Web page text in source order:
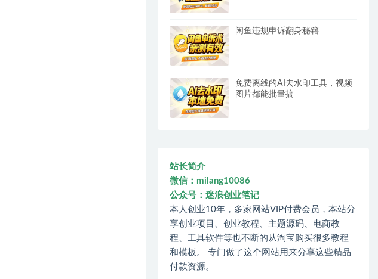
闲鱼违规申诉翻身秘籍
免费离线的AI去水印工具，视频
图片都能批量搞
站长简介
微信：milang10086
公众号：迷浪创业笔记
本人创业10年，多家网站VIP付费会员，本站分
享创业项目、创业教程、主题源码、电商教
程、工具软件等也不断的从淘宝购买很多教程
和模板。 专门做了这个网站用来分享这些精品
付款资源。